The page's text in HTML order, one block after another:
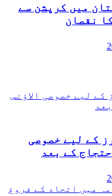
میں کرپشن سے
کے لیے خصوصی
کے بعد